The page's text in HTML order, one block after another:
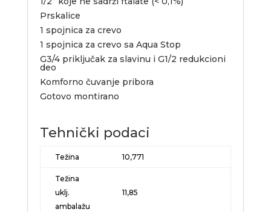
Prskalice
1 spojnica za crevo
1 spojnica za crevo sa Aqua Stop
G3/4 priključak za slavinu i G1/2 redukcioni
deo
Komforno čuvanje pribora
Gotovo montirano
Tehnički podaci
Težina 10,771
Težina
uklj.
ambalažu
11,85